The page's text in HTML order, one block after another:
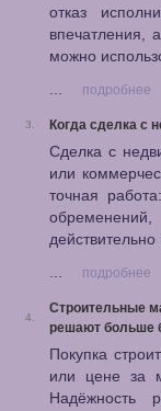
отказ
впечатления,
можно
...
подробнее
3. Когда сделка с
Сделка с
или
точная
...
подробнее
4.
Строительные
решают больше
Покупка
или цене за
Надёжность